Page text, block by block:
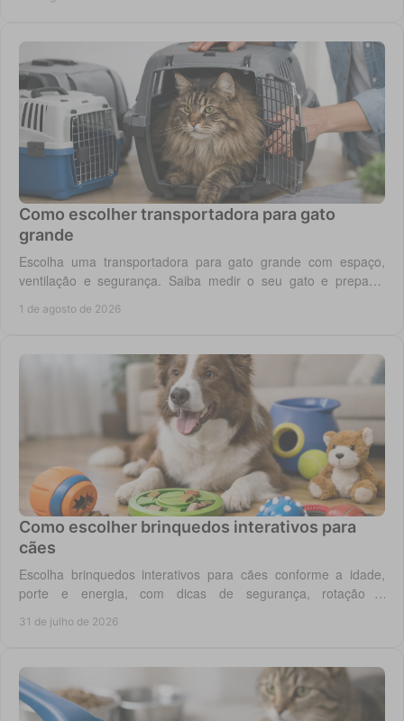
Como escolher transportadora para gato
grande
Escolha uma transportadora para gato grande com espaço,
ventilação e segurança. Saiba medir o seu gato e preparar
1 de agosto de 2026
Como escolher brinquedos interativos para
cães
Escolha brinquedos interativos para cães conforme a idade,
porte e energia, com dicas de segurança, rotação e
31 de julho de 2026